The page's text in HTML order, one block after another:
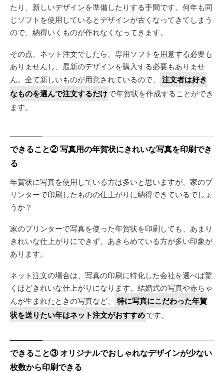
たり、新しいデザインを準備したりする手間です。何年も同
じソフトを使用しているとデザインが古くなってきてしまう
ので、納得いくものが作れなくなってきます。
その点、ネット注文でしたら、専用ソフトを用意する必要も
ありませんし、最新のデザインを購入する必要もありませ
ん。全て新しいものが用意されているので、
注文者は好き
なものを選んで注文するだけで年賀状を作成することができ
ます。
できること② 写真用の年賀状にきれいな写真を印刷でき
る
年賀状に写真を使用している方は多いと思いますが、家のプ
リンターで印刷したものの仕上がりに納得できているでしょ
うか？
家のプリンターで写真を使った年賀状を印刷しても、あまり
きれいな仕上がりにできず、あきらめている方が多い印象が
あります。
ネット注文の場合は、写真の印刷に特化した会社を選べば驚
くほどきれいな仕上がりになります。結婚式の写真や赤ちゃ
んが生まれたときの写真など、
特に写真にこだわった年賀
状を送りたい年はネット注文がおすすめです。
できること③ オリジナルでおしゃれなデザインが少ない
枚数から印刷できる